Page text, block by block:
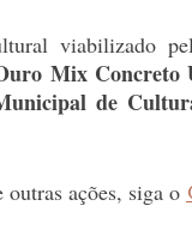
viabilizado
Mix Concreto
de
outras ações, siga o